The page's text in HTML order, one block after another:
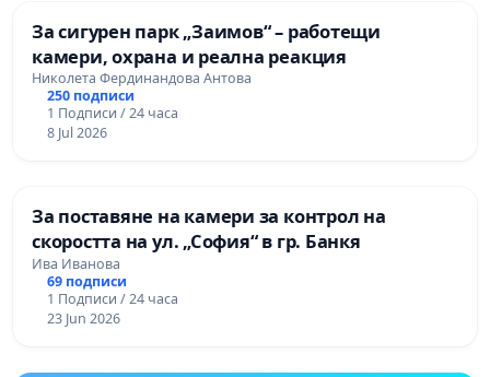
За сигурен парк „Заимов“ – работещи
камери, охрана и реална реакция
Николета Фердинандова Антова
250 подписи
1 Подписи / 24 часа
8 Jul 2026
За поставяне на камери за контрол на
скоростта на ул. „София“ в гр. Банкя
Ива Иванова
69 подписи
1 Подписи / 24 часа
23 Jun 2026